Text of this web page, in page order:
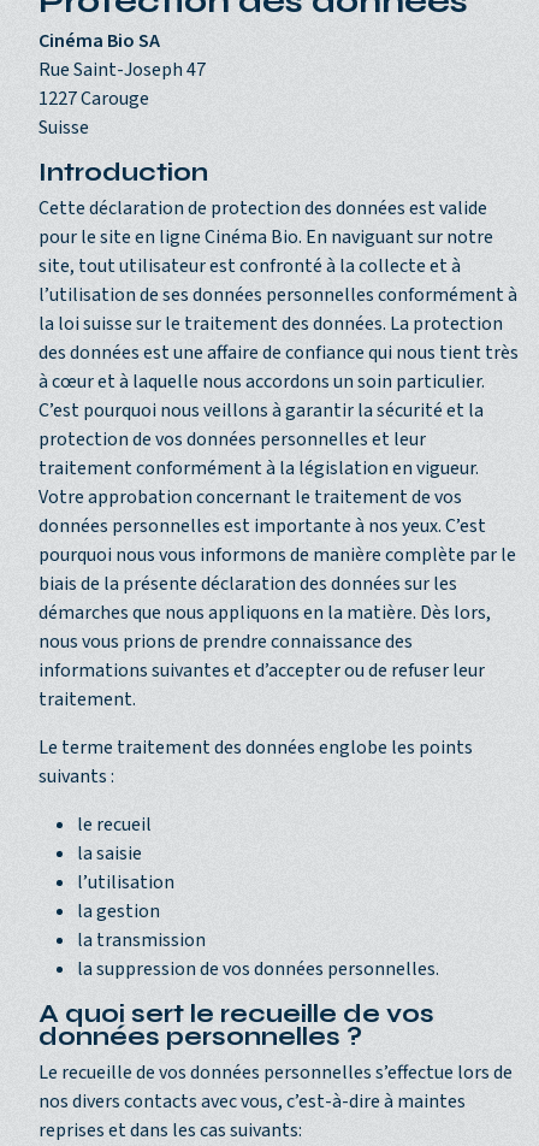
Cinéma Bio SA
Rue Saint-Joseph 47
1227 Carouge
Suisse
Introduction
Cette déclaration de protection des données est valide
pour le site en ligne Cinéma Bio. En naviguant sur notre
site, tout utilisateur est confronté à la collecte et à
l’utilisation de ses données personnelles conformément à
la loi suisse sur le traitement des données. La protection
des données est une affaire de confiance qui nous tient très
à cœur et à laquelle nous accordons un soin particulier.
C’est pourquoi nous veillons à garantir la sécurité et la
protection de vos données personnelles et leur
traitement conformément à la législation en vigueur.
Votre approbation concernant le traitement de vos
données personnelles est importante à nos yeux. C’est
pourquoi nous vous informons de manière complète par le
biais de la présente déclaration des données sur les
démarches que nous appliquons en la matière. Dès lors,
nous vous prions de prendre connaissance des
informations suivantes et d’accepter ou de refuser leur
traitement.
Le terme traitement des données englobe les points
suivants :
le recueil
la saisie
l’utilisation
la gestion
la transmission
la suppression de vos données personnelles.
A quoi sert le recueille de vos
données personnelles ?
Le recueille de vos données personnelles s’effectue lors de
nos divers contacts avec vous, c’est-à-dire à maintes
reprises et dans les cas suivants: